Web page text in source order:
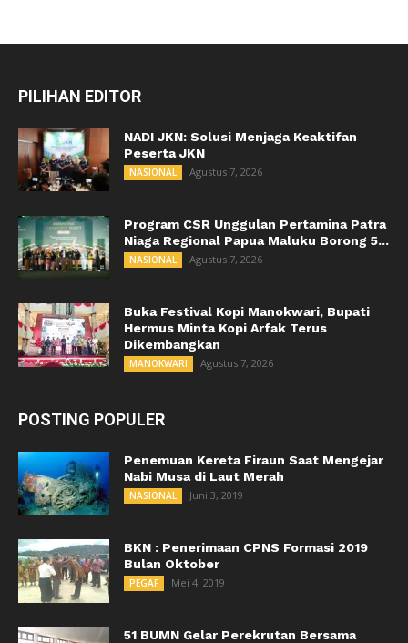
PILIHAN EDITOR
NADI JKN: Solusi Menjaga Keaktifan
Peserta JKN
NASIONAL Agustus 7, 2026
Program CSR Unggulan Pertamina Patra
Niaga Regional Papua Maluku Borong 5...
NASIONAL Agustus 7, 2026
Buka Festival Kopi Manokwari, Bupati
Hermus Minta Kopi Arfak Terus
Dikembangkan
MANOKWARI Agustus 7, 2026
POSTING POPULER
Penemuan Kereta Firaun Saat Mengejar
Nabi Musa di Laut Merah
NASIONAL Juni 3, 2019
BKN : Penerimaan CPNS Formasi 2019
Bulan Oktober
PEGAF Mei 4, 2019
51 BUMN Gelar Perekrutan Bersama